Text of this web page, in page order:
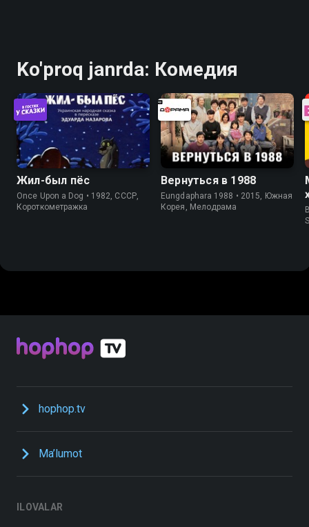
Ko'proq janrda: Комедия
Жил-был пёс
Once Upon a Dog • 1982, СССР,
Короткометражка
Вернуться в 1988
Eungdaphara 1988 • 2015, Южная
Корея, Мелодрама
hophop.tv
Ma’lumot
ILOVALAR